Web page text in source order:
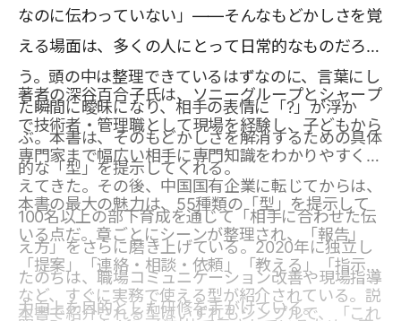
なのに伝わっていない」――そんなもどかしさを覚
える場面は、多くの人にとって日常的なものだろ
う。頭の中は整理できているはずなのに、言葉にし
た瞬間に曖昧になり、相手の表情に「?」が浮か
ぶ。本書は、そのもどかしさを解消するための具体
的な「型」を提示してくれる。
著者の深谷百合子氏は、ソニーグループとシャープ
で技術者・管理職として現場を経験し、子どもから
専門家まで幅広い相手に専門知識をわかりやすく伝
えてきた。その後、中国国有企業に転じてからは、
100名以上の部下育成を通じて「相手に合わせた伝
え方」をさらに磨き上げている。2020年に独立し
たのちは、職場コミュニケーション改善や現場指導
力向上を目的とした研修を手がけている。
本書の最大の魅力は、55種類の「型」を提示して
いる点だ。章ごとにシーンが整理され、「報告」
「提案」「連絡・相談・依頼」「教える」「指示」
など、すぐに実務で使える型が紹介されている。説
本書で紹介される型はいずれもシンプルで、「これ